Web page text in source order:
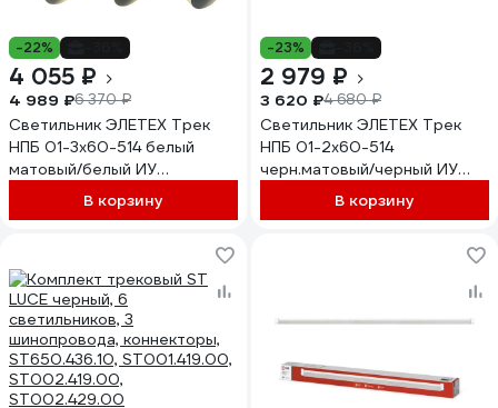
-22%
4 055 ₽
4 989 ₽6 370 ₽
Светильник ЭЛЕТЕХ Трек
НПБ 01-3x60-514 белый
матовый/белый ИУ
1005404525В корзину
-23%
2 979 ₽
3 620 ₽4 680 ₽
Светильник ЭЛЕТЕХ Трек
НПБ 01-2x60-514
черн.матовый/черный ИУ
1005404529В корзину